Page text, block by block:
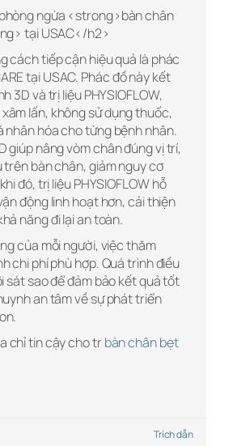
ngừa <strong>bàn chân
tại USAC</h2>
cách tiếp cận hiệu quả là phác
tại USAC. Phác đồ này kết
3D và trị liệu PHYSIOFLOW,
lấn, không sử dụng thuốc,
nhân hóa cho từng bệnh nhân.
giúp nâng vòm chân đúng vị trí,
trên bàn chân, giảm nguy cơ
đó, trị liệu PHYSIOFLOW hỗ
động linh hoạt hơn, cải thiện
năng đi lại an toàn.
của mỗi người, việc thăm
chi phí phù hợp. Quá trình điều
sát sao để đảm bảo kết quả tốt
an tâm về sự phát triển
chỉ tin cậy cho tr bàn chân bẹt
Trích dẫn